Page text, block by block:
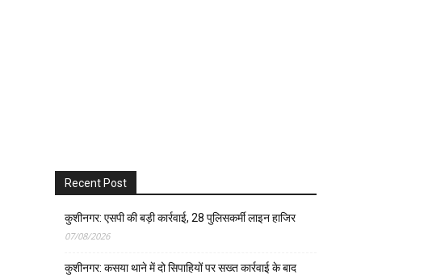
Recent Post
कुशीनगर: एसपी की बड़ी कार्रवाई, 28 पुलिसकर्मी लाइन हाजिर
07/08/2026
कुशीनगर: कसया थाने में दो सिपाहियों पर सख्त कार्रवाई के बाद